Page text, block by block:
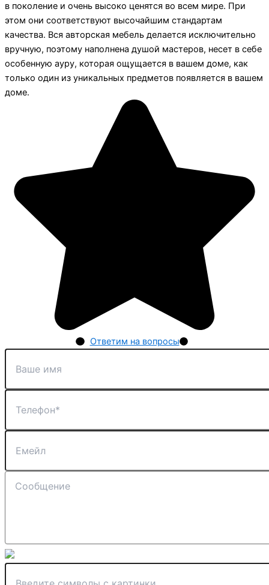
в поколение и очень высоко ценятся во всем мире. При
этом они соответствуют высочайшим стандартам
качества. Вся авторская мебель делается исключительно
вручную, поэтому наполнена душой мастеров, несет в себе
особенную ауру, которая ощущается в вашем доме, как
только один из уникальных предметов появляется в вашем
доме.
Ответим на вопросы